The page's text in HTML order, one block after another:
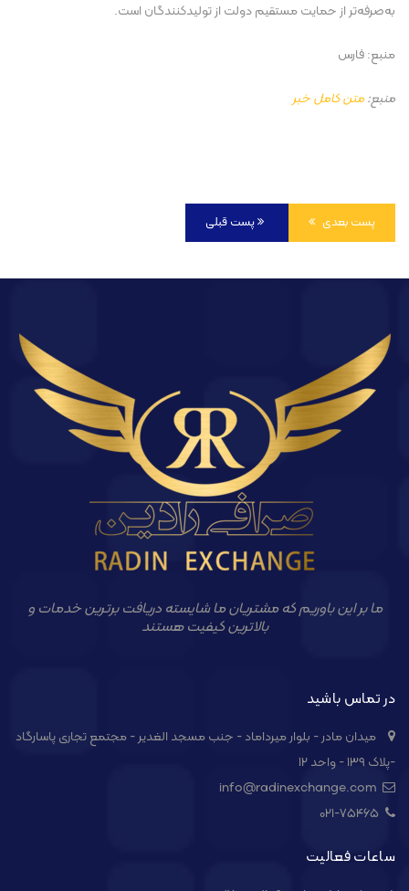
به‌صرفه‌تر از حمایت مستقیم دولت از تولیدکنندگان است.
منبع: فارس
منبع:متن کامل خبر
پست قبلی پست بعدی
ما بر این باوریم که مشتریان ما شایسته دریافت برترین خدمات و
بالاترین کیفیت هستند
در تماس باشید
میدان مادر - بلوار میرداماد - جنب مسجد الغدیر - مجتمع تجاری پاسارگاد
-پلاک ۱۳۹ - واحد ۱۲
021-۷۵۴۶۵
ساعات فعالیت